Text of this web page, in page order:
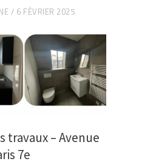
6 FÉVRIER 2025
travaux – Avenue
7e